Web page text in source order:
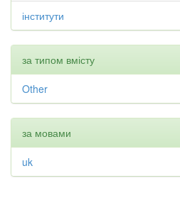
інститути
за типом вмісту
Other
за мовами
uk